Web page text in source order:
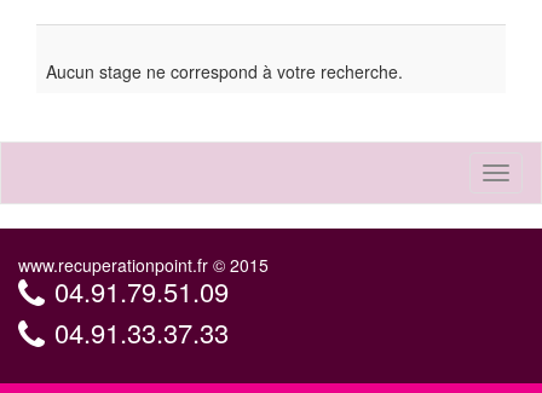
Aucun stage ne correspond à votre recherche.
www.recuperationpoint.fr © 2015
04.91.79.51.09
04.91.33.37.33